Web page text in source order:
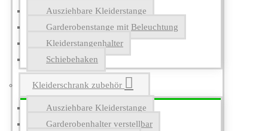
Ausziehbare Kleiderstange
Garderobenstange mit Beleuchtung
Kleiderstangenhalter
Schiebehaken
Kleiderschrank zubehör
Ausziehbare Kleiderstange
Garderobenhalter verstellbar